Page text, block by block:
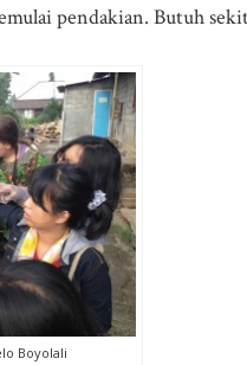
pendakian. Butuh
Boyolali